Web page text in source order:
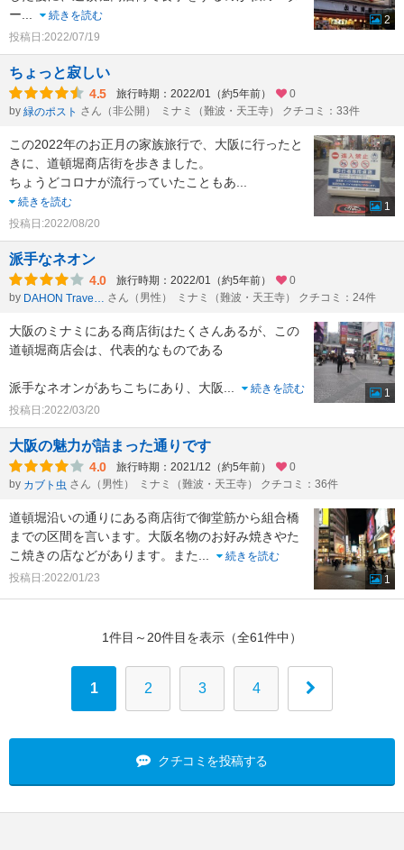
ー
続きを読む
投稿日:2022/07/19
2
ちょっと寂しい
4.5 旅行時期：2022/01（約5年前）
0
by 緑のポスト さん（非公開） ミナミ（難波・天王寺） クチコミ：33件
この2022年のお正月の家族旅行で、大阪に行ったと
きに、道頓堀商店街を歩きました。
ちょうどコロナが流行っていたこともあ
続きを読む
投稿日:2022/08/20
1
派手なネオン
4.0 旅行時期：2022/01（約5年前）
0
by
DAHON Traveler さん（男性） ミナミ（難波・天王寺） クチコミ：24件
大阪のミナミにある商店街はたくさんあるが、この
道頓堀商店会は、代表的なものである
派手なネオンがあちこちにあり、大阪
続きを読む
投稿日:2022/03/20
1
大阪の魅力が詰まった通りです
4.0 旅行時期：2021/12（約5年前）
0
by カブト虫 さん（男性） ミナミ（難波・天王寺） クチコミ：36件
道頓堀沿いの通りにある商店街で御堂筋から組合橋
までの区間を言います。大阪名物のお好み焼きやた
こ焼きの店などがあります。また
続きを読む
投稿日:2022/01/23
1
1件目～20件目を表示（全61件中）
1 2 3 4
クチコミを投稿する